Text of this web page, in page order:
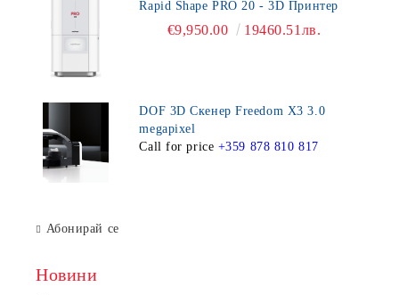
Rapid Shape PRO 20 - 3D Принтер
€9,950.00 19460.51лв.
DOF 3D Скенер Freedom X3 3.0
megapixel
Call for price +359 878 810 817
Абонирай се
Новини